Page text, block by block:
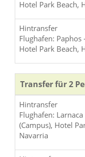
Hotel Park Beach,
Hintransfer
Flughafen:
Hotel Park Beach,
Transfer für 2
Hintransfer
Flughafen:
(Campus), Hotel
Navarria